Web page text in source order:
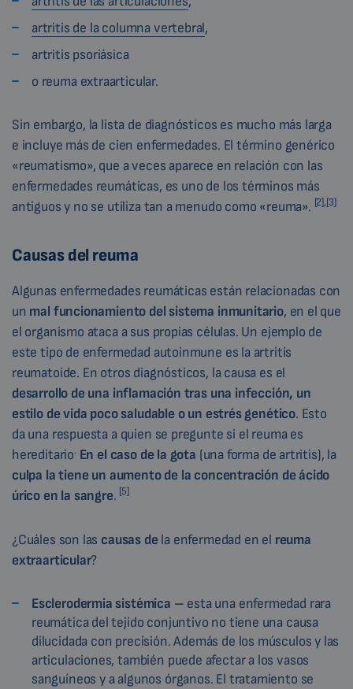
artritis de la columna vertebral,
artritis psoriásica
o reuma extraarticular.
Sin embargo, la lista de diagnósticos es mucho más larga
e incluye más de cien enfermedades. El término genérico
«reumatismo», que a veces aparece en relación con las
enfermedades reumáticas, es uno de los términos más
antiguos y no se utiliza tan a menudo como «reuma». [2],[3]
Causas del reuma
Algunas enfermedades reumáticas están relacionadas con
un mal funcionamiento del sistema inmunitario, en el que
el organismo ataca a sus propias células. Un ejemplo de
este tipo de enfermedad autoinmune es la artritis
reumatoide. En otros diagnósticos, la causa es el
desarrollo de una inflamación tras una infección, un
estilo de vida poco saludable o un estrés genético. Esto
da una respuesta a quien se pregunte si el reuma es
hereditario. En el caso de la gota (una forma de artritis), la
culpa la tiene un aumento de la concentración de ácido
úrico en la sangre. [5]
¿Cuáles son las causas dela enfermedad en el reuma
extraarticular?
Esclerodermia sistémica – esta una enfermedad rara
reumática del tejido conjuntivo no tiene una causa
dilucidada con precisión. Además de los músculos y las
articulaciones, también puede afectar a los vasos
sanguíneos y a algunos órganos. El tratamiento se